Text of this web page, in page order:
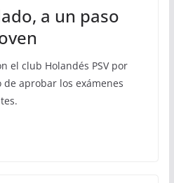
a un paso
el club Holandés PSV por
aprobar los exámenes